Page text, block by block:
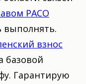
РАСО
выполнять.
взнос
базовой
Гарантирую